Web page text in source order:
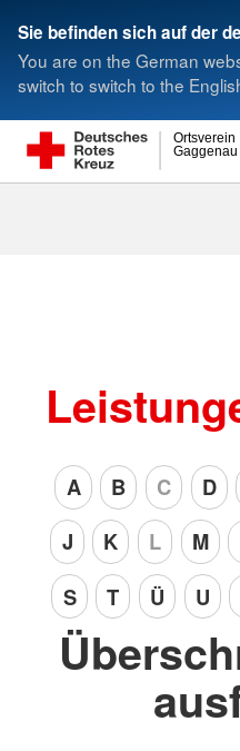
Sie befinden sich auf der
You are on the German
switch to switch to the
Gaggenau
Ortsverein
A B C D
J
K L M
S
T Ü U